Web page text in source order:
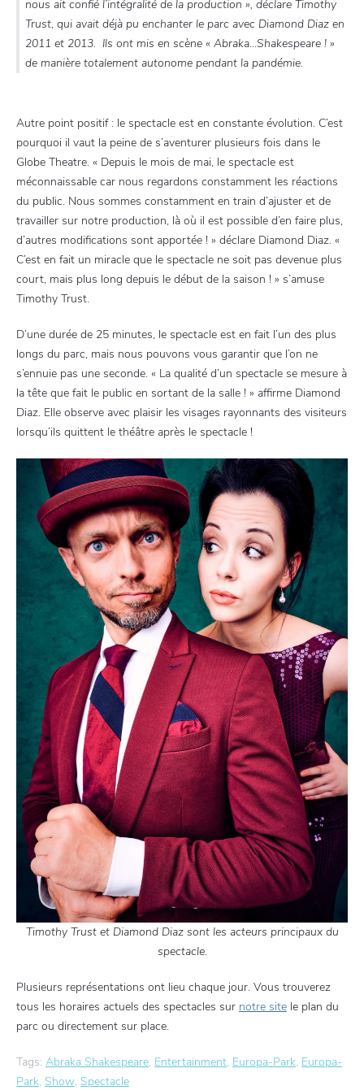
nous ait confié l’intégralité de la production », déclare Timothy
Trust, qui avait déjà pu enchanter le parc avec Diamond Diaz en
2011 et 2013. Ils ont mis en scène « Abraka…Shakespeare ! »
de manière totalement autonome pendant la pandémie.
Autre point positif : le spectacle est en constante évolution. C’est
pourquoi il vaut la peine de s’aventurer plusieurs fois dans le
Globe Theatre. « Depuis le mois de mai, le spectacle est
méconnaissable car nous regardons constamment les réactions
du public. Nous sommes constamment en train d’ajuster et de
travailler sur notre production, là où il est possible d’en faire plus,
d’autres modifications sont apportée ! » déclare Diamond Diaz. «
C’est en fait un miracle que le spectacle ne soit pas devenue plus
court, mais plus long depuis le début de la saison ! » s’amuse
Timothy Trust.
D’une durée de 25 minutes, le spectacle est en fait l’un des plus
longs du parc, mais nous pouvons vous garantir que l’on ne
s’ennuie pas une seconde. « La qualité d’un spectacle se mesure à
la tête que fait le public en sortant de la salle ! » affirme Diamond
Diaz. Elle observe avec plaisir les visages rayonnants des visiteurs
lorsqu’ils quittent le théâtre après le spectacle !
Timothy Trust et Diamond Diaz sont les acteurs principaux du
spectacle.
Plusieurs représentations ont lieu chaque jour. Vous trouverez
tous les horaires actuels des spectacles sur notre site le plan du
parc ou directement sur place.
Tags: Abraka Shakespeare, Entertainment, Europa-Park, Europa-
Park, Show, Spectacle